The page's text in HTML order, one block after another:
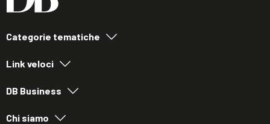
Categorie tematiche
Link veloci
DB Business
Chi siamo